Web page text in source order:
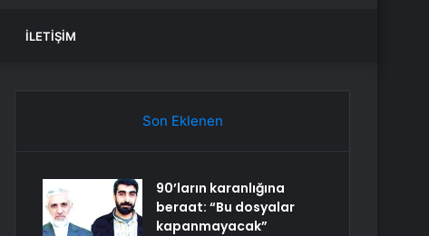
İLETIŞIM
Son Eklenen
90’ların karanlığına
beraat: “Bu dosyalar
kapanmayacak”